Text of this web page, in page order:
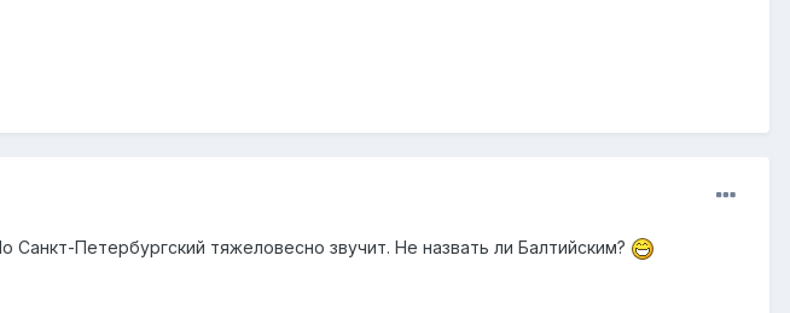
Петербургский тяжеловесно звучит. Не назвать ли Балтийским?